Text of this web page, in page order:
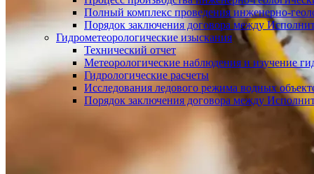
Полный комплекс проведения инженерно-
Порядок заключения договора между
Гидрометеорологические изыскания
Технический отчет
Метеорологические наблюдения и изучение
Гидрологические расчеты
Исследования ледового режима водных
Порядок заключения договора между